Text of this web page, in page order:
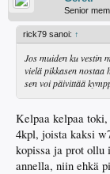
Senior
rick79 sanoi: ↑
Jos muiden ku vestin
vielä pikkasen nostaa
sen voi päivittää
Kelpaa kelpaa
4kpl, joista kaksi
kopissa ja prot ollu
annella, niin ehkä